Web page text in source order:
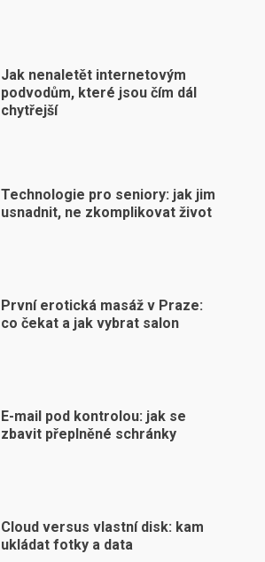
Jak nenaletět internetovým
podvodům, které jsou čím dál
chytřejší
Technologie pro seniory: jak jim
usnadnit, ne zkomplikovat život
První erotická masáž v Praze:
co čekat a jak vybrat salon
E-mail pod kontrolou: jak se
zbavit přeplněné schránky
Cloud versus vlastní disk: kam
ukládat fotky a data